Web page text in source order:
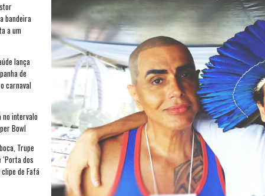
bandeira
a um
lança
de
carnaval
no intervalo
Bowl
Trupe
dos
clipe de Fafá